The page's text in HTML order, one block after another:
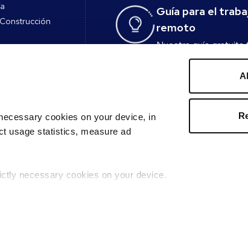
cookies on your device, in
usage statistics, measure ad
necessary cookies on your device.
Guía para el
remoto
Nuestra guía gratuita
todo lo que
sobre el trabajo
Generador de
entrevistas.